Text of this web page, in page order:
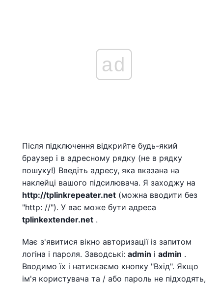
ad
Після підключення відкрийте будь-який
браузер і в адресному рядку (не в рядку
пошуку!) Введіть адресу, яка вказана на
наклейці вашого підсилювача. Я заходжу на
http://tplinkrepeater.net (можна вводити без
"http: //"). У вас може бути адреса
tplinkextender.net .
Має з'явитися вікно авторизації із запитом
логіна і пароля. Заводські: admin і admin .
Вводимо їх і натискаємо кнопку "Вхід". Якщо
ім'я користувача та / або пароль не підходять,